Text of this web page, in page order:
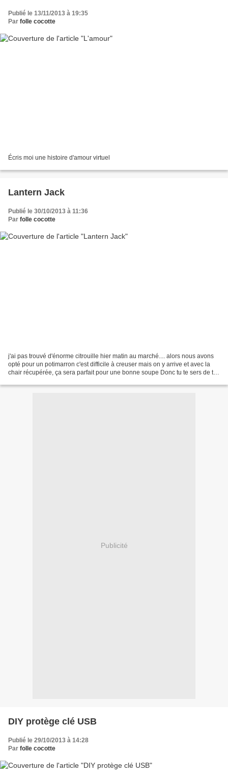
Publié le 13/11/2013 à 19:35
Par folle cocotte
Écris moi une histoire d'amour virtuel
Lantern Jack
Publié le 30/10/2013 à 11:36
Par folle cocotte
j'ai pas trouvé d'énorme citrouille hier matin au marché.... alors nous avons
opté pour un potimarron c'est difficile à creuser mais on y arrive et avec la
chair récupérée, ça sera parfait pour une bonne soupe Donc tu te sers de tes
Publicité
DIY protège clé USB
Publié le 29/10/2013 à 14:28
Par folle cocotte